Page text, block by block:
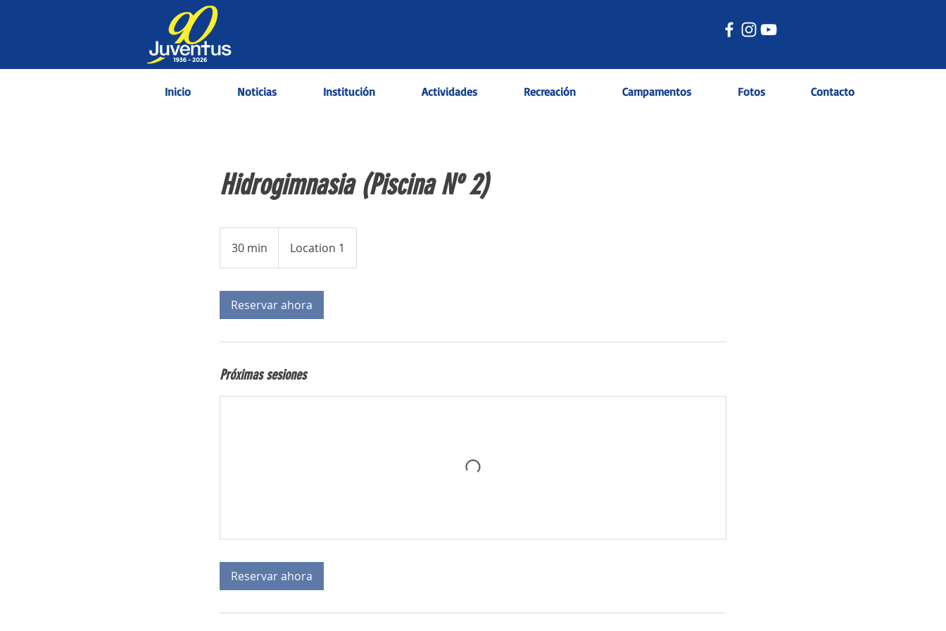
Inicio Noticias Institución Actividades Recreación Campamentos Fotos Contacto
Hidrogimnasia (Piscina Nº 2)
30 min
0
i
Location 1
Reservar ahora
Próximas sesiones
Reservar ahora